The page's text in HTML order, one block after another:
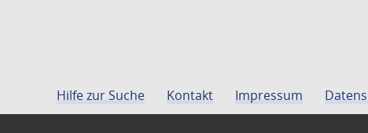
Hilfe zur Suche Kontakt Impressum